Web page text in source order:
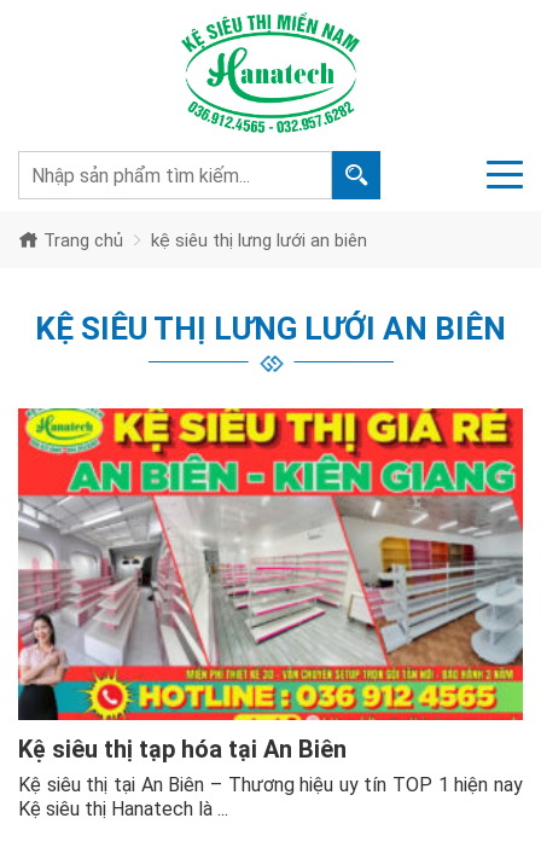
Trang chủ kệ siêu thị lưng lưới an biên
KỆ SIÊU THỊ LƯNG LƯỚI AN BIÊN
Kệ siêu thị tạp hóa tại An Biên
Kệ siêu thị tại An Biên – Thương hiệu uy tín TOP 1 hiện nay
Kệ siêu thị Hanatech là ...